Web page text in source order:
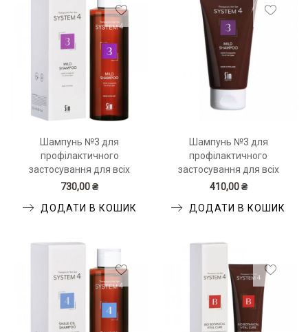
Шампунь №3 для
профілактичного
застосування для всіх
типів волосся Sim Sensitive
мл
730,00 ₴
ДОДАТИ В КОШИК
Шампунь №3 для
профілактичного
застосування для всіх
типів волосся Sim Sensitive
мл
410,00 ₴
ДОДАТИ В КОШИК